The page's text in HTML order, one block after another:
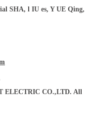
SHA, l IU es, Y UE Qing,
ELECTRIC CO.,LTD. All